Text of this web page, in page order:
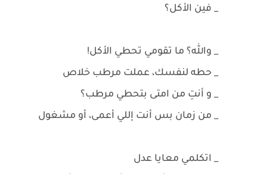
_ فين الأكل؟
_ والله؟ ما تقومي تحطي الأكل!
_ حطه لنفسك، عملت مرطب خلاص
_ و أنتِ من امتى بتحطي مرطب؟
_ من زمان بس أنت إللي أعمى، أو مشغول
_ اتكلمي معايا عدل